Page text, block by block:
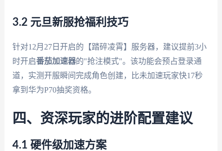
3.2 元旦新服抢福利技巧
针对12月27日开启的【踏碎凌霄】服务器，建议提前3小
时开启番茄加速器的"抢注模式"。该功能会预占登录通
道，实测开服瞬间完成角色创建，比未加速玩家快17秒
拿到华为P70抽奖资格。
四、资深玩家的进阶配置建议
4.1 硬件级加速方案